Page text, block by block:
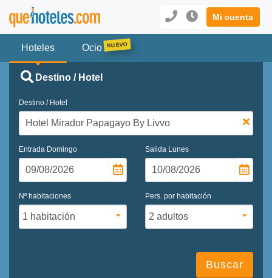
Mi cuenta
Hoteles Ocio
Destino / Hotel
Destino / Hotel
Entrada Domingo Salida Lunes
Nº habitaciones Pers. por habitación
Buscar